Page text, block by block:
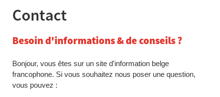
Contact
Besoin d'informations & de conseils ?
Bonjour, vous êtes sur un site d'information belge
francophone. Si vous souhaitez nous poser une question,
vous pouvez :